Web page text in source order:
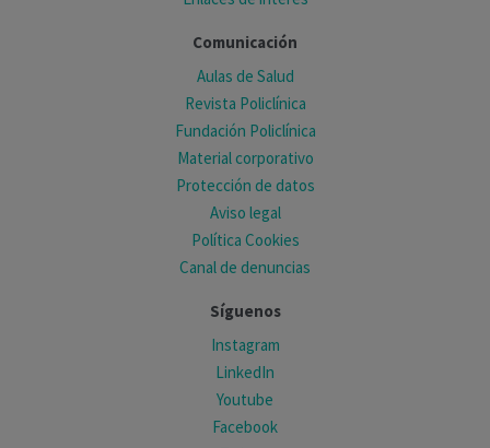
Comunicación
Aulas de Salud
Revista Policlínica
Fundación Policlínica
Material corporativo
Protección de datos
Aviso legal
Política Cookies
Canal de denuncias
Síguenos
Instagram
LinkedIn
Youtube
Facebook